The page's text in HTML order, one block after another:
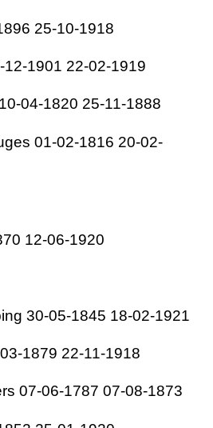
25-10-1918
1901 22-02-1919
04-1820 25-11-1888
01-02-1816 20-02-
12-06-1920
30-05-1845 18-02-1921
1879 22-11-1918
07-06-1787 07-08-1873